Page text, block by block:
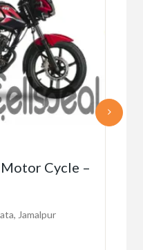
Cycle –
Jamalpur